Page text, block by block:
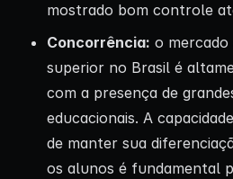
mostrado bom controle
Concorrência: o mercado
superior no Brasil é
com a presença de
educacionais. A
de manter sua
os alunos é fundamental